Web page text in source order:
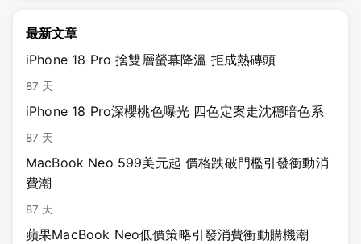
最新文章
iPhone 18 Pro 捨雙層螢幕降溫 拒成熱磚頭
87 天
iPhone 18 Pro深櫻桃色曝光 四色定案走沈穩暗色系
87 天
MacBook Neo 599美元起 價格跌破門檻引發衝動消
費潮
87 天
蘋果MacBook Neo低價策略引發消費衝動購機潮